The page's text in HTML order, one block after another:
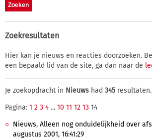
Zoekresultaten
Hier kan je nieuws en reacties doorzoeken.
een bepaald lid van de site, ga dan naar de
Je zoekopdracht in Nieuws had 345 resultaten.
Pagina: 1 2 3 4 ... 10 11 12 13 14
Nieuws, Alleen nog onduidelijkheid over
augustus 2001, 16:41:29